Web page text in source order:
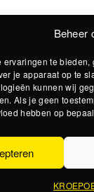
Beheer
ervaringen te
je apparaat op te
kunnen wij
Als je geen
hebben op